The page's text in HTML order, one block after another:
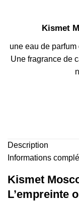
Kismet
une eau de
Une fragrance de
Description
Informations
Kismet
L’empreinte